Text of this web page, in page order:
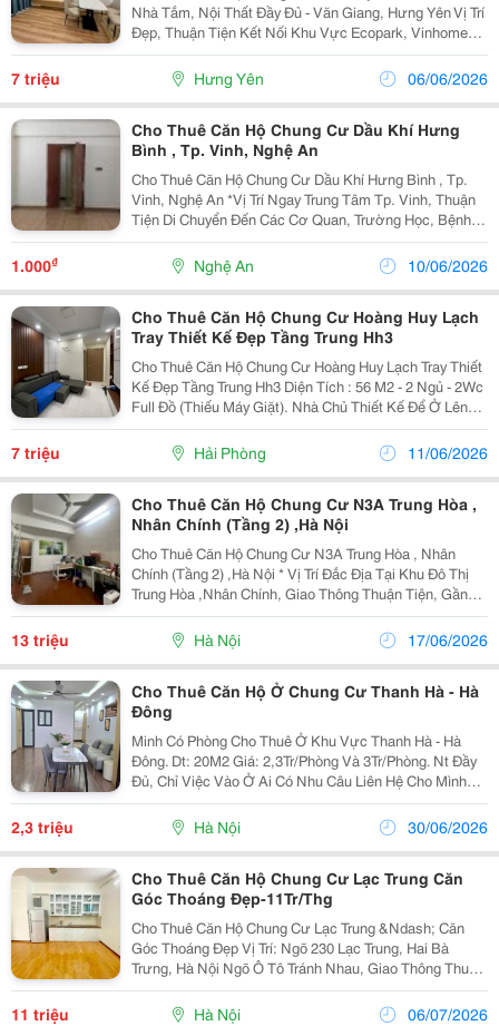
Nhà Tắm, Nội Thất Đầy Đủ - Văn Giang, Hưng Yên Vị Trí
Đẹp, Thuận Tiện Kết Nối Khu Vực Ecopark, Vinhomes
Ocean Park, Vinschool, Vinuniversity, Grand World
Hưng Yên, Gần Chợ, Gần Trường Thcs Văn...
7 triệu Hưng Yên 06/06/2026
Cho Thuê Căn Hộ Chung Cư Dầu Khí Hưng
Bình , Tp. Vinh, Nghệ An
Cho Thuê Căn Hộ Chung Cư Dầu Khí Hưng Bình , Tp.
Vinh, Nghệ An *Vị Trí Ngay Trung Tâm Tp. Vinh, Thuận
Tiện Di Chuyển Đến Các Cơ Quan, Trường Học, Bệnh
Viện, Siêu Thị Và Khu Vui Chơi Giải Trí. Khu Vực Dân Trí
Cao, An Ninh Đảm Bảo, Môi Trường Sống Văn...
1.000₫ Nghệ An 10/06/2026
Cho Thuê Căn Hộ Chung Cư Hoàng Huy Lạch
Tray Thiết Kế Đẹp Tầng Trung Hh3
Cho Thuê Căn Hộ Chung Cư Hoàng Huy Lạch Tray Thiết
Kế Đẹp Tầng Trung Hh3 Diện Tích : 56 M2 - 2 Ngủ - 2Wc
Full Đồ (Thiếu Máy Giặt). Nhà Chủ Thiết Kế Để Ở Lên
Sạch Đẹp Chỉ Với : 7Tr/Tháng ( Bao 2 Phí ) ☎️ Liên Hệ
Ngay : 0989.099.526
7 triệu Hải Phòng 11/06/2026
Cho Thuê Căn Hộ Chung Cư N3A Trung Hòa ,
Nhân Chính (Tầng 2) ,Hà Nội
Cho Thuê Căn Hộ Chung Cư N3A Trung Hòa , Nhân
Chính (Tầng 2) ,Hà Nội * Vị Trí Đắc Địa Tại Khu Đô Thị
Trung Hòa ,Nhân Chính, Giao Thông Thuận Tiện, Gần
Các Tòa Văn Phòng, Trường Học, Siêu Thị, Trung Tâm
Thương Mại Và Nhiều Tiện Ích Xung Quanh. *...
13 triệu Hà Nội 17/06/2026
Cho Thuê Căn Hộ Ở Chung Cư Thanh Hà - Hà
Đông
Minh Có Phòng Cho Thuê Ở Khu Vực Thanh Hà - Hà
Đông. Dt: 20M2 Giá: 2,3Tr/Phòng Và 3Tr/Phòng. Nt Đầy
Đủ, Chỉ Việc Vào Ở Ai Có Nhu Câu Liên Hệ Cho Mình
0947 483 168
2,3 triệu Hà Nội 30/06/2026
Cho Thuê Căn Hộ Chung Cư Lạc Trung Căn
Góc Thoáng Đẹp-11Tr/Thg
Cho Thuê Căn Hộ Chung Cư Lạc Trung &Ndash; Căn
Góc Thoáng Đẹp Vị Trí: Ngõ 230 Lạc Trung, Hai Bà
Trưng, Hà Nội Ngõ Ô Tô Tránh Nhau, Giao Thông Thuận
Tiện.✅ Diện Tích: 80M&Sup2;✅ Thiết Kế: 2 Phòng Ngủ,
2 Wc✅ Phòng Khách Rộng, Bếp Lớn, Căn Góc Nhiều
11 triệu Hà Nội 06/07/2026